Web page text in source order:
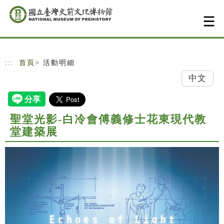
跳到主要內容
網站導覽
::: 首頁 > 活動明細
中文
聖堂光影-白冷會傅義修士花東現代教
堂建築展